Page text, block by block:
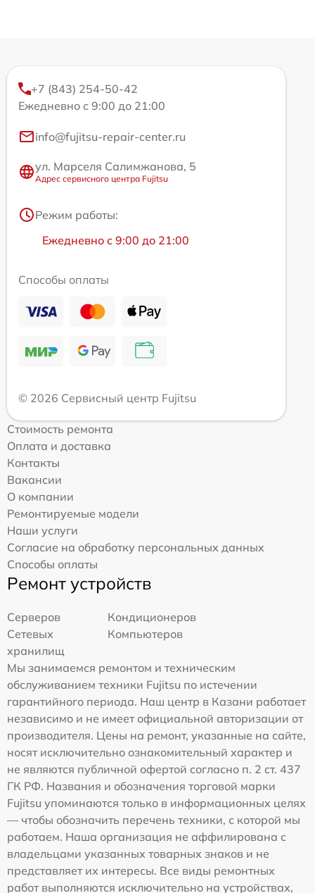
+7 (843) 254-50-42
Ежедневно с 9:00 до 21:00
info@fujitsu-repair-center.ru
ул. Марселя Салимжанова, 5
Адрес сервисного центра Fujitsu
Режим работы:
Ежедневно с 9:00 до 21:00
Способы оплаты
© 2026 Сервисный центр Fujitsu
Стоимость ремонта
Оплата и доставка
Контакты
Вакансии
О компании
Ремонтируемые модели
Наши услуги
Согласие на обработку персональных данных
Способы оплаты
Ремонт устройств
Серверов
Кондиционеров
Сетевых
хранилищ
Компьютеров
Мы занимаемся ремонтом и техническим
обслуживанием техники Fujitsu по истечении
гарантийного периода. Наш центр в Казани работает
независимо и не имеет официальной авторизации от
производителя. Цены на ремонт, указанные на сайте,
носят исключительно ознакомительный характер и
не являются публичной офертой согласно п. 2 ст. 437
ГК РФ. Названия и обозначения торговой марки
Fujitsu упоминаются только в информационных целях
— чтобы обозначить перечень техники, с которой мы
работаем. Наша организация не аффилирована с
владельцами указанных товарных знаков и не
представляет их интересы. Все виды ремонтных
работ выполняются исключительно на устройствах,